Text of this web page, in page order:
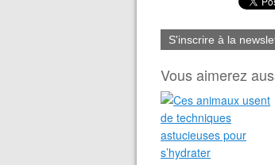
S'inscrire à la
Vous aimerez